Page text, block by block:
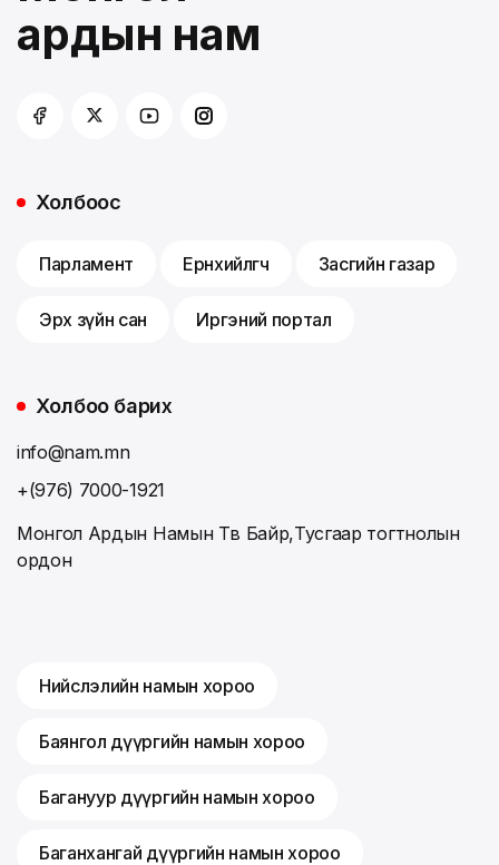
ардын нам
Холбоос
Парламент Ерөнхийлөгч Засгийн газар
Эрх зүйн сан Иргэний портал
Холбоо барих
info@nam.mn
+(976) 7000-1921
Монгол Ардын Намын Төв Байр,Тусгаар тогтнолын
ордон
Нийслэлийн намын хороо
Баянгол дүүргийн намын хороо
Багануур дүүргийн намын хороо
Баганхангай дүүргийн намын хороо